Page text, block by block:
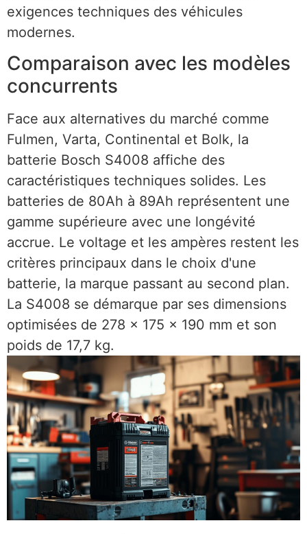
exigences techniques des véhicules
modernes.
Comparaison avec les modèles
concurrents
Face aux alternatives du marché comme
Fulmen, Varta, Continental et Bolk, la
batterie Bosch S4008 affiche des
caractéristiques techniques solides. Les
batteries de 80Ah à 89Ah représentent une
gamme supérieure avec une longévité
accrue. Le voltage et les ampères restent les
critères principaux dans le choix d'une
batterie, la marque passant au second plan.
La S4008 se démarque par ses dimensions
optimisées de 278 x 175 x 190 mm et son
poids de 17,7 kg.